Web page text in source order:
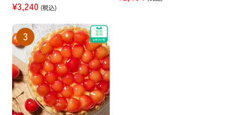
¥3,240 (税込)